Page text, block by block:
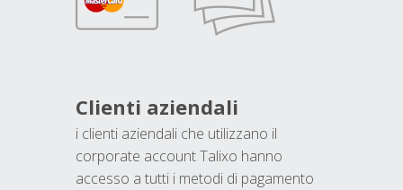
Clienti aziendali
i clienti aziendali che utilizzano il
corporate account Talixo hanno
accesso a tutti i metodi di pagamento